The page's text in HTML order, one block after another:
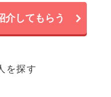
介してもらう
を探す